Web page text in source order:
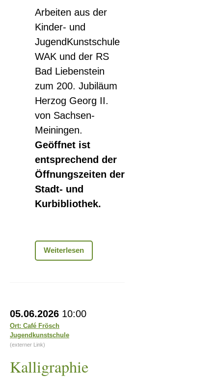
Arbeiten aus der
Kinder- und
JugendKunstschule
WAK und der RS
Bad Liebenstein
zum 200. Jubiläum
Herzog Georg II.
von Sachsen-
Meiningen.
Geöffnet ist
entsprechend der
Öffnungszeiten der
Stadt- und
Kurbibliothek.
WeiterlesenAusstellung
„Ein
alter
05.06.2026 10:00
Ort: Café Frösch
Jugendkunstschule
(externer Link)
Kalligraphie